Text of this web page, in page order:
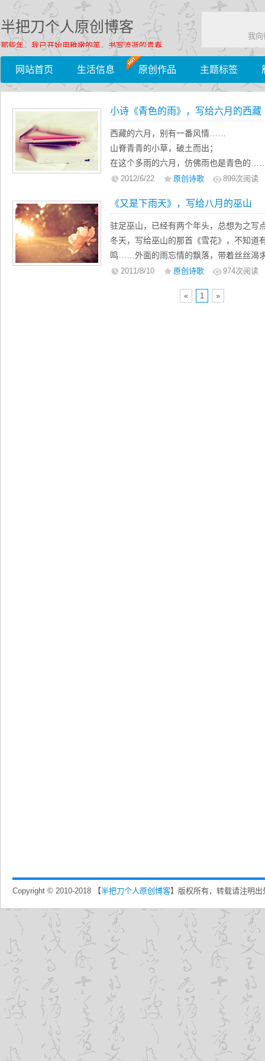
半把刀个人原创博客
那些年，我已开始用稚嫩的笔，书写流逝的青春……
我向
网站首页 生活信息 原创作品 主题标签
小诗《青色的雨》，写给六月的西藏
西藏的六月，别有一番风情……
山脊青青的小草，破土而出；
在这个多雨的六月，仿佛雨也是青色的
——半把刀以一首《青色的雨》，写给
2012/6/22 原创诗歌 899次阅读
《又是下雨天》，写给八月的巫山
驻足巫山，已经有两个年头，总想为之写
冬天，写给巫山的那首《雪花》，不知道
鸣……外面的雨忘情的飘落，带着丝丝渴
每个人的心都停在原地，享受片刻的静谧
2011/8/10 原创诗歌 974次阅读
« 1 »
Copyright © 2010-2018 【半把刀个人原创博客】版权所有，转载请注明出